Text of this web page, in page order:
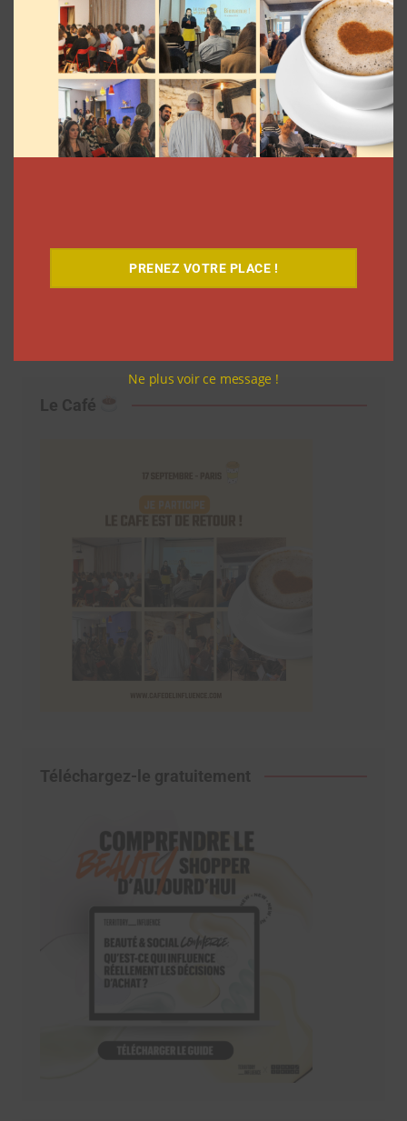
Découvrez notre documentaire
Le Café
Téléchargez-le gratuitement
PRENEZ VOTRE PLACE !
Ne plus voir ce message !